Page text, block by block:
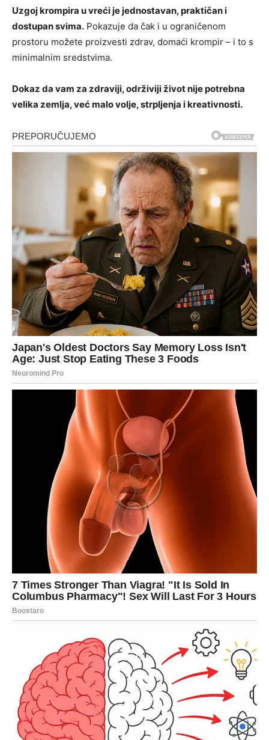
Uzgoj krompira u vreći je jednostavan, praktičan i
dostupan svima. Pokazuje da čak i u ograničenom
prostoru možete proizvesti zdrav, domaći krompir – i to s
minimalnim sredstvima.
Dokaz da vam za zdraviji, održiviji život nije potrebna
velika zemlja, već malo volje, strpljenja i kreativnosti.